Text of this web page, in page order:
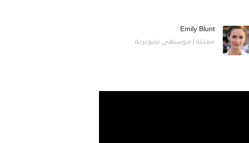
Emily Blunt
ممثلة | موسيقى تصويرية